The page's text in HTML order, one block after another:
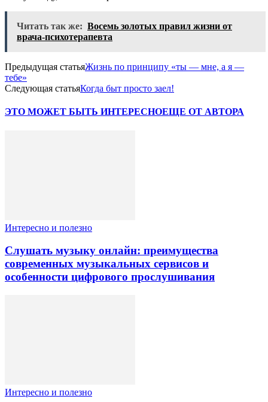
Читать так же: Восемь золотых правил жизни от
врача-психотерапевта
Предыдущая статьяЖизнь по принципу «ты — мне, а я —
тебе»
Следующая статьяКогда быт просто заел!
ЭТО МОЖЕТ БЫТЬ ИНТЕРЕСНОЕЩЕ ОТ АВТОРА
Интересно и полезно
Слушать музыку онлайн: преимущества
современных музыкальных сервисов и
особенности цифрового прослушивания
Интересно и полезно